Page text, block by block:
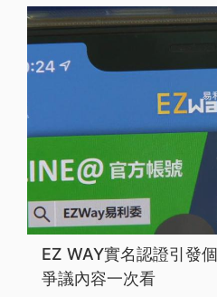
EZ WAY實名認證引發
爭議內容一次看